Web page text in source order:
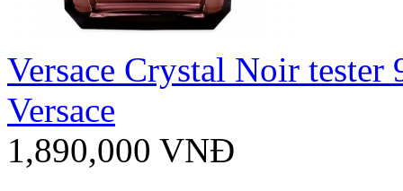
Versace Crystal Noir tester
Versace
1,890,000 VNĐ